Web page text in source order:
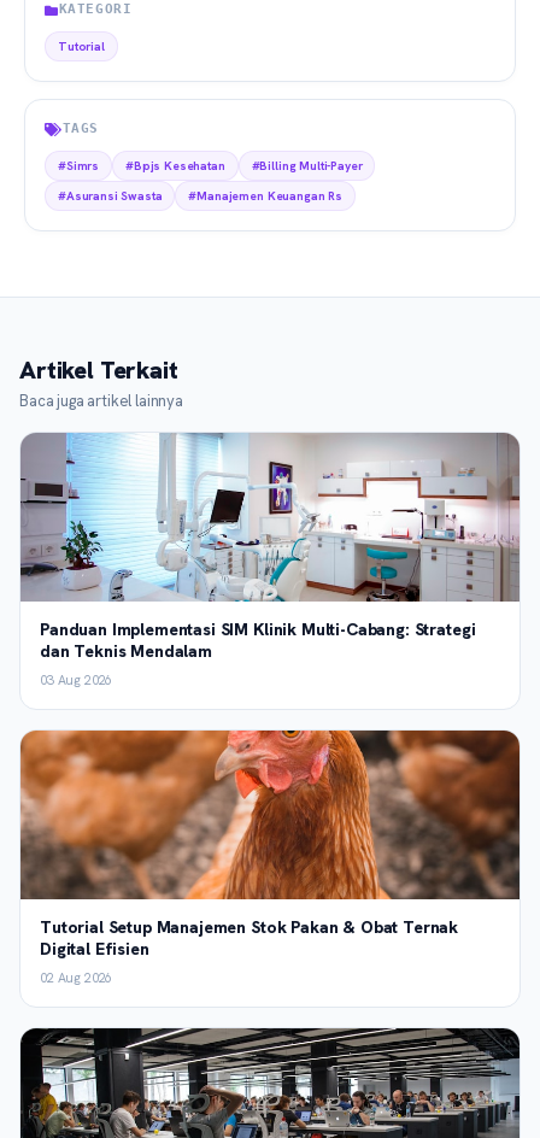
KATEGORI
Tutorial
TAGS
#Simrs #Bpjs Kesehatan
#Billing Multi-Payer
#Asuransi Swasta
#Manajemen Keuangan Rs
Artikel Terkait
Baca juga artikel lainnya
Panduan Implementasi SIM Klinik Multi-Cabang: Strategi
dan Teknis Mendalam
03 Aug 2026
Tutorial Setup Manajemen Stok Pakan & Obat Ternak
Digital Efisien
02 Aug 2026